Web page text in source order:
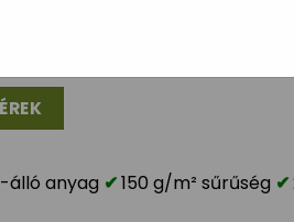
álló anyag 150 g/m² sűrűség